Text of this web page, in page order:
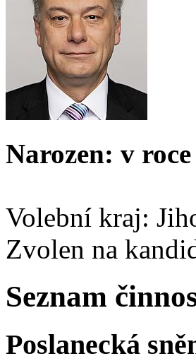
Narozen: v roce
Volební kraj:
Zvolen na
Seznam
Poslanecká